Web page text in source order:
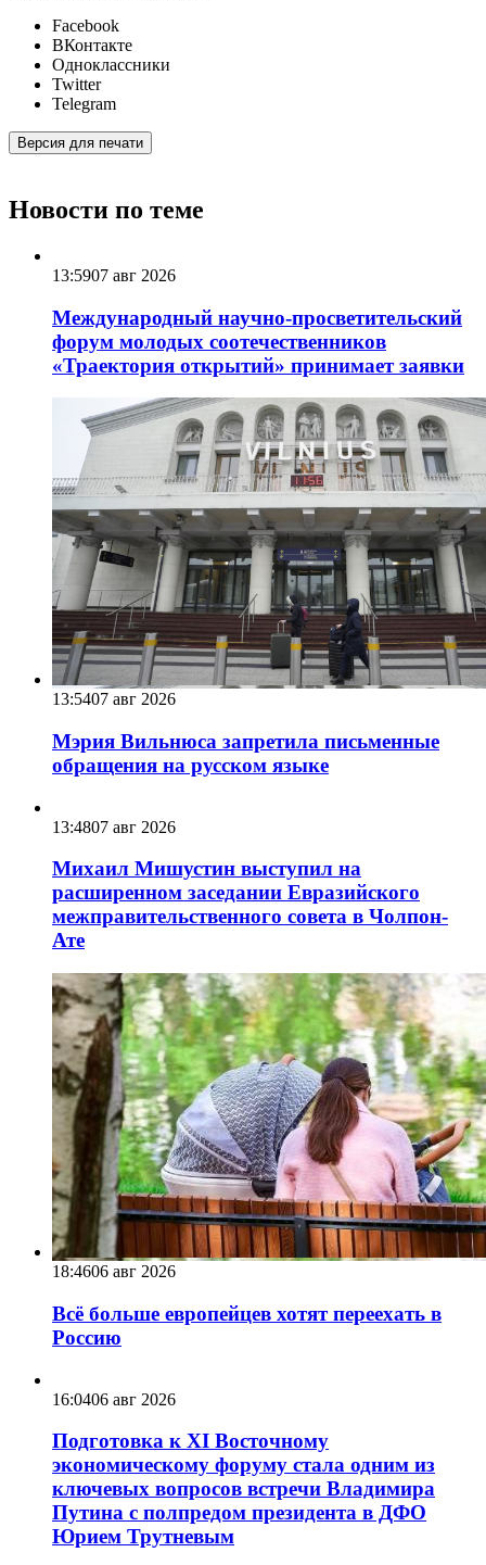
Facebook
ВКонтакте
Одноклассники
Twitter
Telegram
Версия для печати
Новости по теме
13:5907 авг 2026
Международный научно-просветительский
форум молодых соотечественников
«Траектория открытий» принимает заявки
13:5407 авг 2026
Мэрия Вильнюса запретила письменные
обращения на русском языке
13:4807 авг 2026
Михаил Мишустин выступил на
расширенном заседании Евразийского
межправительственного совета в Чолпон-
Ате
18:4606 авг 2026
Всё больше европейцев хотят переехать в
Россию
16:0406 авг 2026
Подготовка к XI Восточному
экономическому форуму стала одним из
ключевых вопросов встречи Владимира
Путина с полпредом президента в ДФО
Юрием Трутневым